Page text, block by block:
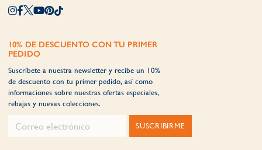
10% DE DESCUENTO CON TU PRIMER
PEDIDO
Suscríbete a nuestra newsletter y recibe un 10%
de descuento con tu primer pedido, así como
informaciones sobre nuestras ofertas especiales,
rebajas y nuevas colecciones.
SUSCRIBIRME